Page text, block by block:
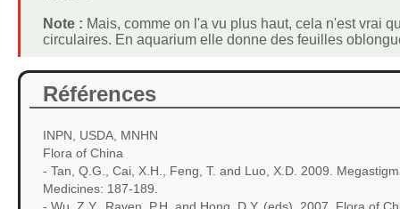
Note : Mais, comme on l'a vu plus haut, cela n'est vrai
circulaires. En aquarium elle donne des feuilles
Références
INPN, USDA, MNHN
Flora of China
- Tan, Q.G., Cai, X.H., Feng, T. and Luo, X.D. 2009.
Medicines: 187-189.